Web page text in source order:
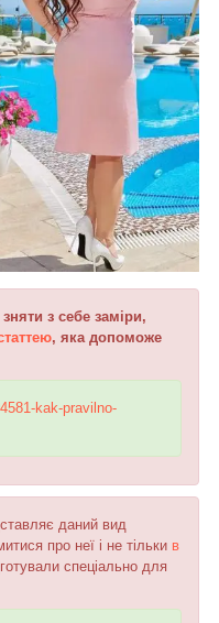
з себе заміри,
, яка допоможе
kak-pravilno-
даний вид
про неї і не тільки в
спеціально для